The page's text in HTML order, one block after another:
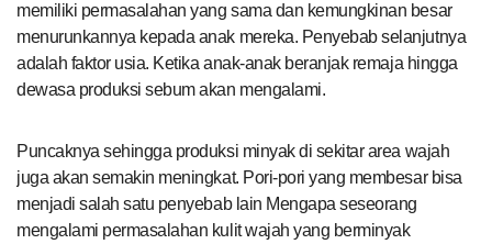
memiliki permasalahan yang sama dan kemungkinan besar
menurunkannya kepada anak mereka. Penyebab selanjutnya
adalah faktor usia. Ketika anak-anak beranjak remaja hingga
dewasa produksi sebum akan mengalami.
Puncaknya sehingga produksi minyak di sekitar area wajah
juga akan semakin meningkat. Pori-pori yang membesar bisa
menjadi salah satu penyebab lain Mengapa seseorang
mengalami permasalahan kulit wajah yang berminyak